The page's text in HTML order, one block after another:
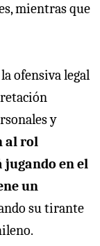
mientras que
ofensiva legal
y
al rol
jugando en el
un
su tirante